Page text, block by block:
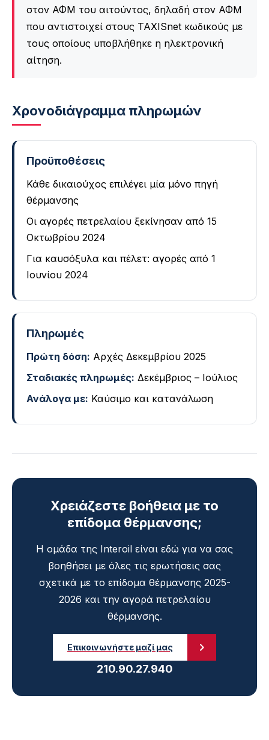
στον ΑΦΜ του αιτούντος, δηλαδή στον ΑΦΜ
που αντιστοιχεί στους TAXISnet κωδικούς με
τους οποίους υποβλήθηκε η ηλεκτρονική
αίτηση.
Χρονοδιάγραμμα πληρωμών
Προϋποθέσεις
Κάθε δικαιούχος επιλέγει μία μόνο πηγή
θέρμανσης
Οι αγορές πετρελαίου ξεκίνησαν από 15
Οκτωβρίου 2024
Για καυσόξυλα και πέλετ: αγορές από 1
Ιουνίου 2024
Πληρωμές
Πρώτη δόση: Αρχές Δεκεμβρίου 2025
Σταδιακές πληρωμές: Δεκέμβριος – Ιούλιος
Ανάλογα με: Καύσιμο και κατανάλωση
Χρειάζεστε βοήθεια με το
επίδομα θέρμανσης;
Η ομάδα της Interoil είναι εδώ για να σας
βοηθήσει με όλες τις ερωτήσεις σας
σχετικά με το επίδομα θέρμανσης 2025-
2026 και την αγορά πετρελαίου
θέρμανσης.
Επικοινωνήστε μαζί μας
210.90.27.940